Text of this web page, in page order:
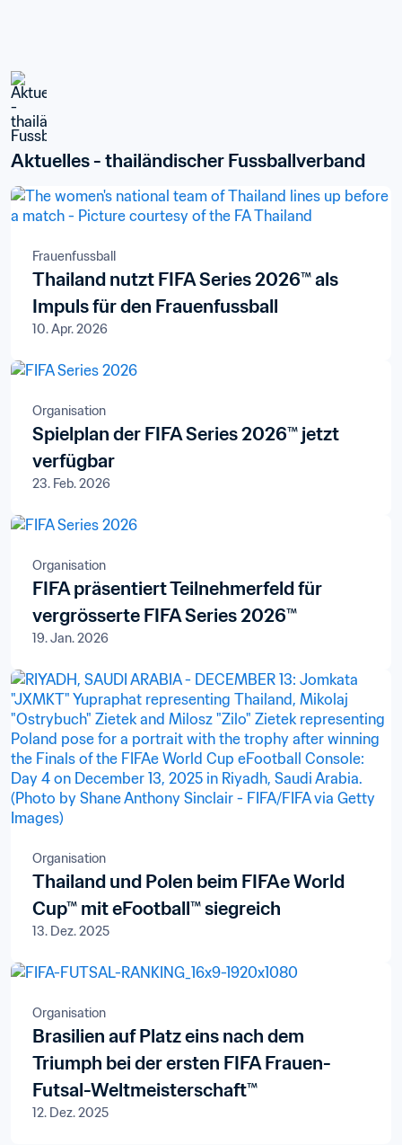
Aktuelles - thailändischer Fussballverband
Frauenfussball
Thailand nutzt FIFA Series 2026™ als
Impuls für den Frauenfussball
10. Apr. 2026
Organisation
Spielplan der FIFA Series 2026™ jetzt
verfügbar
23. Feb. 2026
Organisation
FIFA präsentiert Teilnehmerfeld für
vergrösserte FIFA Series 2026™
19. Jan. 2026
Organisation
Thailand und Polen beim FIFAe World
Cup™ mit eFootball™ siegreich
13. Dez. 2025
Organisation
Brasilien auf Platz eins nach dem
Triumph bei der ersten FIFA Frauen-
Futsal-Weltmeisterschaft™
12. Dez. 2025